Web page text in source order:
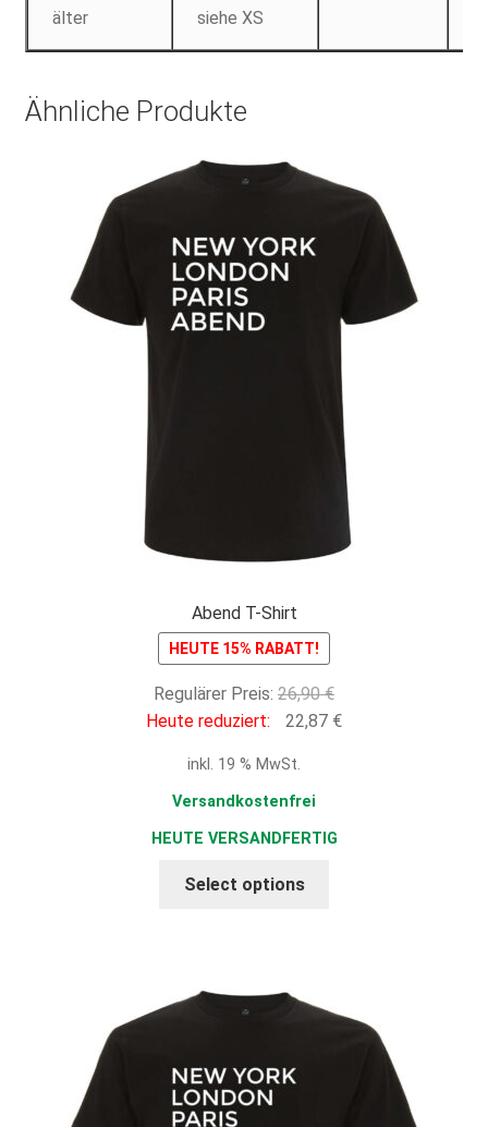
älter siehe XS
Ähnliche Produkte
Abend T-Shirt
HEUTE 15% RABATT!
Regulärer Preis: 26,90€Ursprünglicher
Preis
Heute reduziert: 22,87 €Aktueller
inkl. 19 % MwSt.
Versandkostenfrei
HEUTE VERSANDFERTIG
Select options